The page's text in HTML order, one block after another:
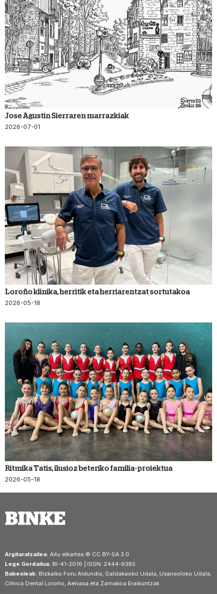
Jose Agustin Sierraren marrazkiak
2026-07-01
Loroño klinika, herritik eta herriarentzat sortutakoa
2026-05-18
Ritmika Tatis, ilusioz beteriko familia-proiektua
2026-05-18
Argitaratzailea: Aitu elkartea © CC BY-SA 3.0
Lege Gordailua: BI-41-2016 | ISSN: 2444-9385
Babesleak: Bizkaiko Foru Aldundia, Galdakaoko Udala, Usansoloko Udala,
Clínica Dental Loroño, Aelvasa eta Zamakoa Eraikuntzak